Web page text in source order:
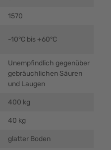
1570
-10°C bis +60°C
Unempfindlich gegenüber
gebräuchlichen Säuren
und Laugen
400 kg
40 kg
glatter Boden